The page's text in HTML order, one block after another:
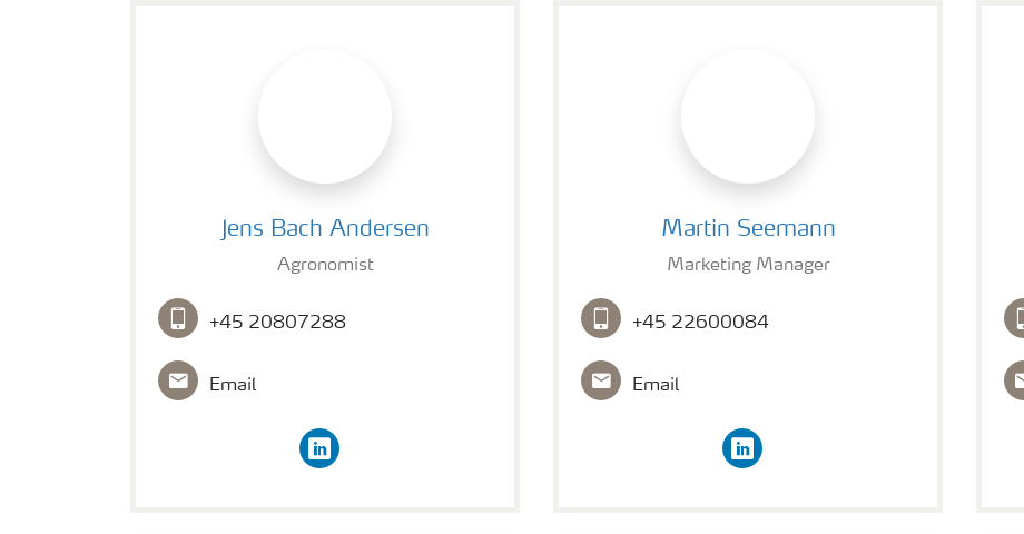
Jens Bach Andersen
Agronomist
+45 20807288
Email
linkedin
Martin Seemann
Marketing Manager
+45 22600084
Email
linkedin